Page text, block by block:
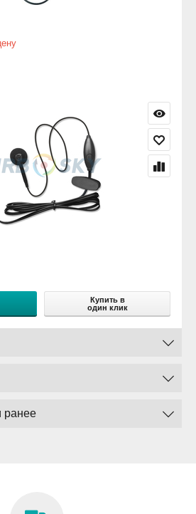
Купить в
один клик
ранее